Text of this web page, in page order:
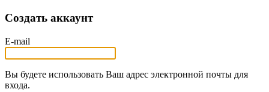
Создать аккаунт
E-mail
Вы будете использовать Ваш адрес электронной почты для
входа.